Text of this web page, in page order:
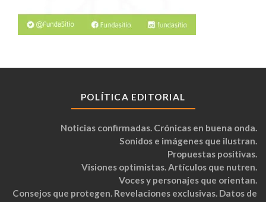
POLÍTICA EDITORIAL
Noticias confirmadas. Crónicas en buena onda.
Sonidos e imágenes que ilustran.
Propuestas positivas.
Visiones optimistas. Artículos que nutren.
Voces y personajes que orientan.
Consejos que protegen. Revelaciones exclusivas. Datos de